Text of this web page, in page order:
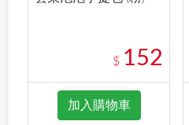
$ 152
加入購物車